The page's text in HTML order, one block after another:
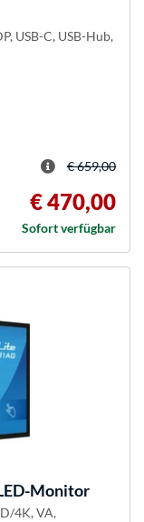
USB-C, USB-Hub,
€ 659,00
€ 470,00
Sofort verfügbar
Monitor
4K, VA,